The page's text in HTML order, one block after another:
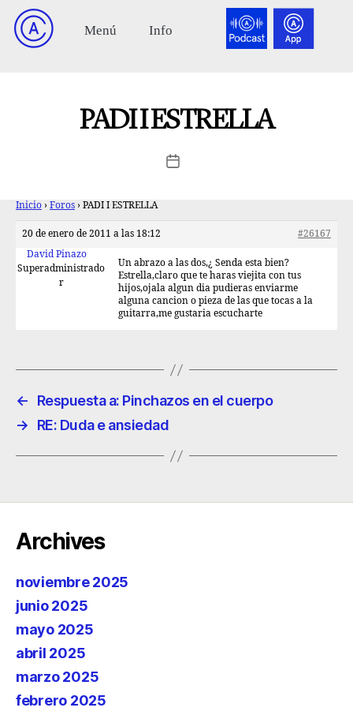
PADI I ESTRELLA
Inicio › Foros › PADI I ESTRELLA
20 de enero de 2011 a las 18:12
#26167
David Pinazo
Superadministrado
r
Un abrazo a las dos,¿ Senda esta bien?
Estrella,claro que te haras viejita con tus
hijos,ojala algun dia pudieras enviarme
alguna cancion o pieza de las que tocas a la
guitarra,me gustaria escucharte
←
Respuesta a: Pinchazos en el cuerpo
→
RE: Duda e ansiedad
Archives
noviembre 2025
junio 2025
mayo 2025
abril 2025
marzo 2025
febrero 2025